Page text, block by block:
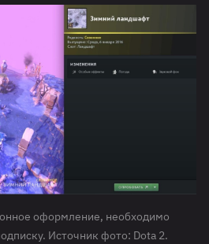
оформление, необходимо
Источник фото: Dota 2.